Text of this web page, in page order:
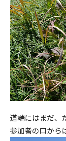
道端にはまだ、
参加者の口から